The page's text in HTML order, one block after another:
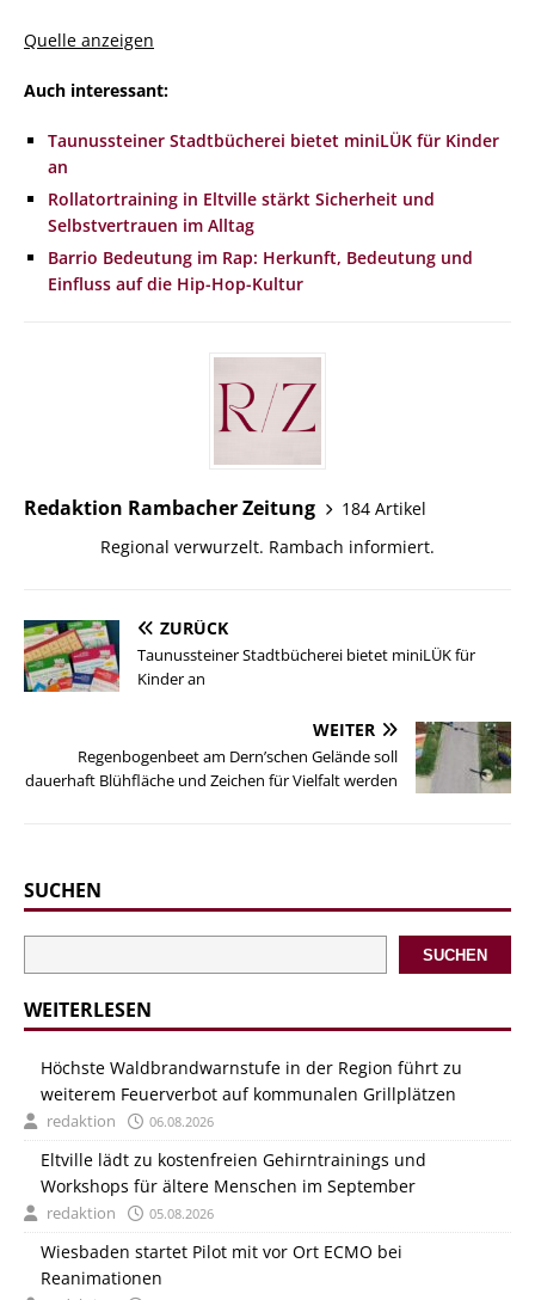
Quelle anzeigen
Auch interessant:
Taunussteiner Stadtbücherei bietet miniLÜK für Kinder
an
Rollatortraining in Eltville stärkt Sicherheit und
Selbstvertrauen im Alltag
Barrio Bedeutung im Rap: Herkunft, Bedeutung und
Einfluss auf die Hip-Hop-Kultur
Redaktion Rambacher Zeitung
184 Artikel
Regional verwurzelt. Rambach informiert.
ZURÜCK
Taunussteiner Stadtbücherei bietet miniLÜK für
Kinder an
WEITER
Regenbogenbeet am Dern’schen Gelände soll
dauerhaft Blühfläche und Zeichen für Vielfalt werden
SUCHEN
SUCHEN
WEITERLESEN
Höchste Waldbrandwarnstufe in der Region führt zu
weiterem Feuerverbot auf kommunalen Grillplätzen
redaktion 06.08.2026
Eltville lädt zu kostenfreien Gehirntrainings und
Workshops für ältere Menschen im September
redaktion 05.08.2026
Wiesbaden startet Pilot mit vor Ort ECMO bei
Reanimationen